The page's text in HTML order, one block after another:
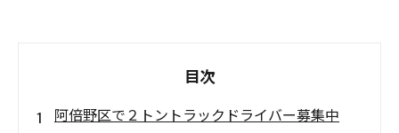
目次
阿倍野区で２トントラックドライバー募集中